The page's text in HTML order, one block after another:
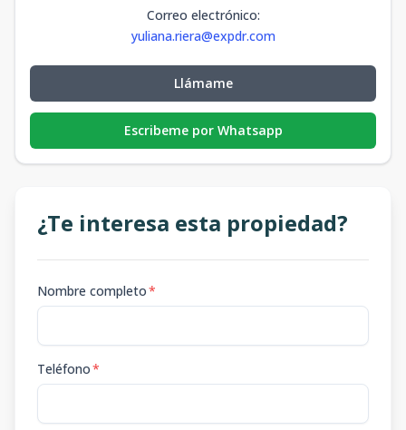
Correo electrónico:
yuliana.riera@expdr.com
Llámame
Escribeme por Whatsapp
¿Te interesa esta propiedad?
Nombre completo*
Teléfono*